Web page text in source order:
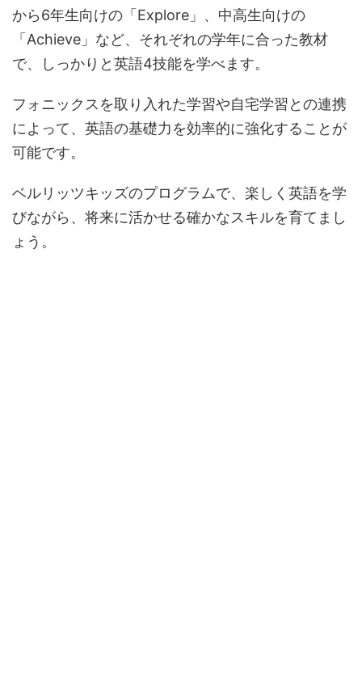
から6年生向けの「Explore」、中高生向けの
「Achieve」など、それぞれの学年に合った教材
で、しっかりと英語4技能を学べます。
フォニックスを取り入れた学習や自宅学習との連携
によって、英語の基礎力を効率的に強化することが
可能です。
ベルリッツキッズのプログラムで、楽しく英語を学
びながら、将来に活かせる確かなスキルを育てまし
ょう。